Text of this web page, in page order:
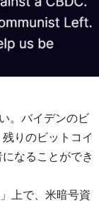
。バイデンのビ
りのビットコイ
なることができ
上で、米暗号資